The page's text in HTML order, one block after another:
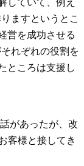
ますというとこ
営を成功させる
れぞれの役割を
ところは支援し
があったが、改
客様と接してき